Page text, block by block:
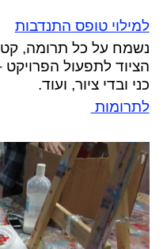
למילוי טופס התנדבות
נשמח על כל תרומה,
הציוד לתפעול
כני ובדי ציור, ועוד.
לתרומות